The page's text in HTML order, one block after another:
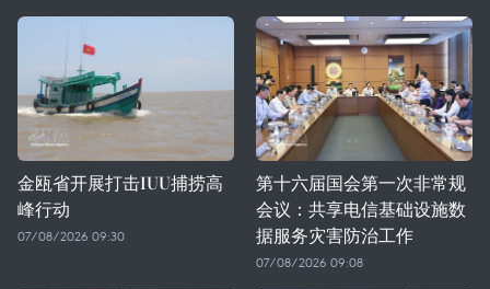
金瓯省开展打击IUU捕捞高
峰行动
07/08/2026 09:30
第十六届国会第一次非常规
会议：共享电信基础设施数
据服务灾害防治工作
07/08/2026 09:08